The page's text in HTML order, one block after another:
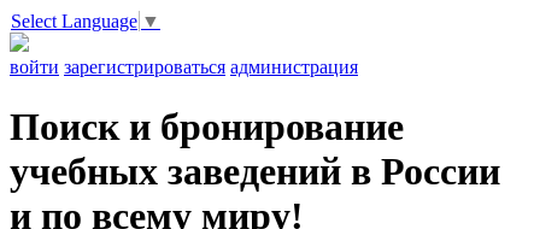
Select Language ▼
войти зарегистрироваться администрация
Поиск и бронирование
учебных заведений в России
и по всему миру!